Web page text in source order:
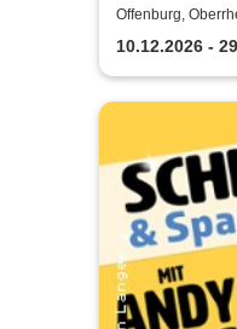
| Theater
Offenburg,
10.12.2026 -